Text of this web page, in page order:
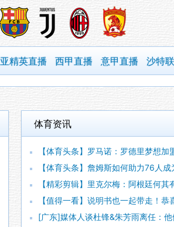
亚精英直播 西甲直播 意甲直播 沙特
体育资讯
【体育头条】罗马诺：罗德里梦想加盟皇马，但
【体育头条】詹姆斯如何助力76人成为总冠军
【精彩剪辑】里克尔梅：阿根廷何其有幸拥有老
【值得一看】说明书也一起带走！恭喜定位球专家
[广东]媒体人谈杜锋&朱芳雨离任：他们都有